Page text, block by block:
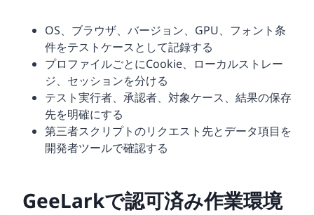
OS、ブラウザ、バージョン、GPU、フォント条
件をテストケースとして記録する
プロファイルごとにCookie、ローカルストレー
ジ、セッションを分ける
テスト実行者、承認者、対象ケース、結果の保存
先を明確にする
第三者スクリプトのリクエスト先とデータ項目を
開発者ツールで確認する
GeeLarkで認可済み作業環境